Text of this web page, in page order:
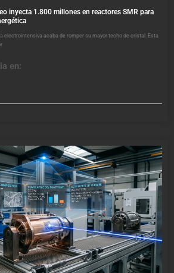
inyecta 1.800 millones en reactores SMR para
electrointensiva acaba de romper su mayor techo de cristal. Esta
en: